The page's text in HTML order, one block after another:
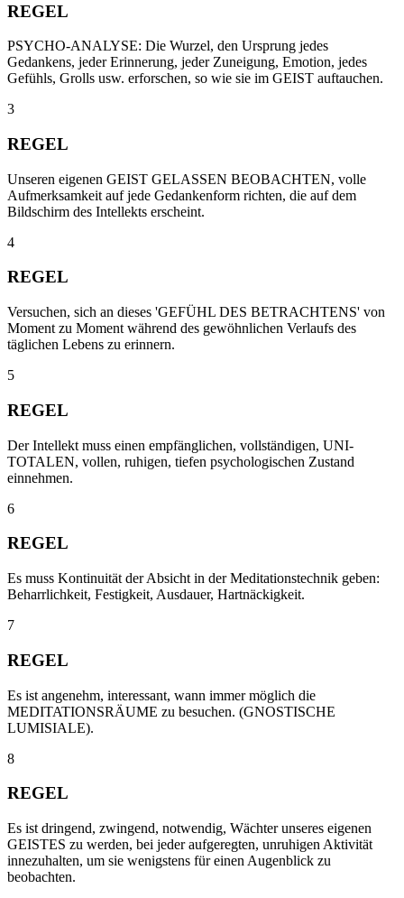
REGEL
PSYCHO-ANALYSE: Die Wurzel, den Ursprung jedes
Gedankens, jeder Erinnerung, jeder Zuneigung, Emotion, jedes
Gefühls, Grolls usw. erforschen, so wie sie im GEIST auftauchen.
3
REGEL
Unseren eigenen GEIST GELASSEN BEOBACHTEN, volle
Aufmerksamkeit auf jede Gedankenform richten, die auf dem
Bildschirm des Intellekts erscheint.
4
REGEL
Versuchen, sich an dieses 'GEFÜHL DES BETRACHTENS' von
Moment zu Moment während des gewöhnlichen Verlaufs des
täglichen Lebens zu erinnern.
5
REGEL
Der Intellekt muss einen empfänglichen, vollständigen, UNI-
TOTALEN, vollen, ruhigen, tiefen psychologischen Zustand
einnehmen.
6
REGEL
Es muss Kontinuität der Absicht in der Meditationstechnik geben:
Beharrlichkeit, Festigkeit, Ausdauer, Hartnäckigkeit.
7
REGEL
Es ist angenehm, interessant, wann immer möglich die
MEDITATIONSRÄUME zu besuchen. (GNOSTISCHE
LUMISIALE).
8
REGEL
Es ist dringend, zwingend, notwendig, Wächter unseres eigenen
GEISTES zu werden, bei jeder aufgeregten, unruhigen Aktivität
innezuhalten, um sie wenigstens für einen Augenblick zu
beobachten.